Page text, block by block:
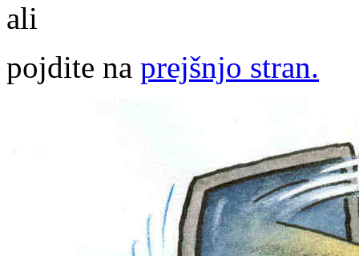
ali
pojdite na prejšnjo stran.